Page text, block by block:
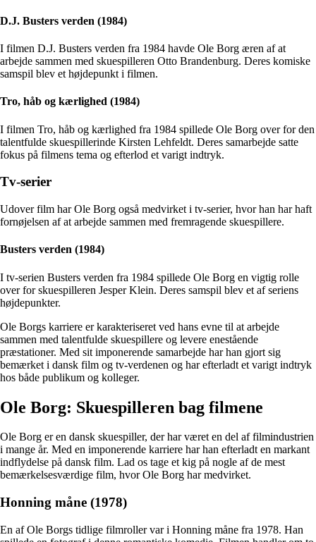
D.J. Busters verden (1984)
I filmen D.J. Busters verden fra 1984 havde Ole Borg æren af at
arbejde sammen med skuespilleren Otto Brandenburg. Deres komiske
samspil blev et højdepunkt i filmen.
Tro, håb og kærlighed (1984)
I filmen Tro, håb og kærlighed fra 1984 spillede Ole Borg over for den
talentfulde skuespillerinde Kirsten Lehfeldt. Deres samarbejde satte
fokus på filmens tema og efterlod et varigt indtryk.
Tv-serier
Udover film har Ole Borg også medvirket i tv-serier, hvor han har haft
fornøjelsen af at arbejde sammen med fremragende skuespillere.
Busters verden (1984)
I tv-serien Busters verden fra 1984 spillede Ole Borg en vigtig rolle
over for skuespilleren Jesper Klein. Deres samspil blev et af seriens
højdepunkter.
Ole Borgs karriere er karakteriseret ved hans evne til at arbejde
sammen med talentfulde skuespillere og levere enestående
præstationer. Med sit imponerende samarbejde har han gjort sig
bemærket i dansk film og tv-verdenen og har efterladt et varigt indtryk
hos både publikum og kolleger.
Ole Borg: Skuespilleren bag filmene
Ole Borg er en dansk skuespiller, der har været en del af filmindustrien
i mange år. Med en imponerende karriere har han efterladt en markant
indflydelse på dansk film. Lad os tage et kig på nogle af de mest
bemærkelsesværdige film, hvor Ole Borg har medvirket.
Honning måne (1978)
En af Ole Borgs tidlige filmroller var i Honning måne fra 1978. Han